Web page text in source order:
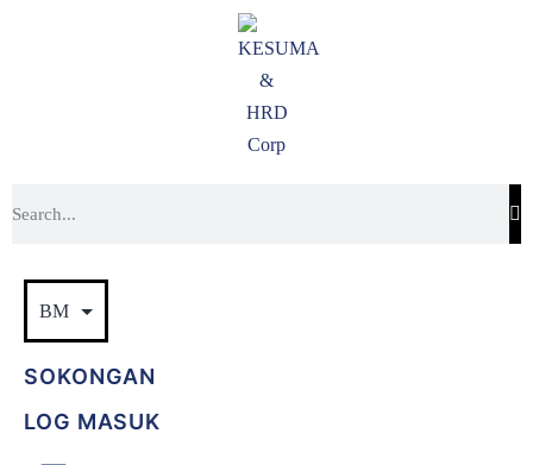
SOKONGAN
LOG MASUK